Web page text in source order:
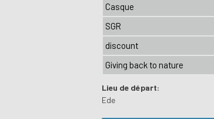
Casque
SGR
discount
Giving back to nature
Lieu de départ:
Ede